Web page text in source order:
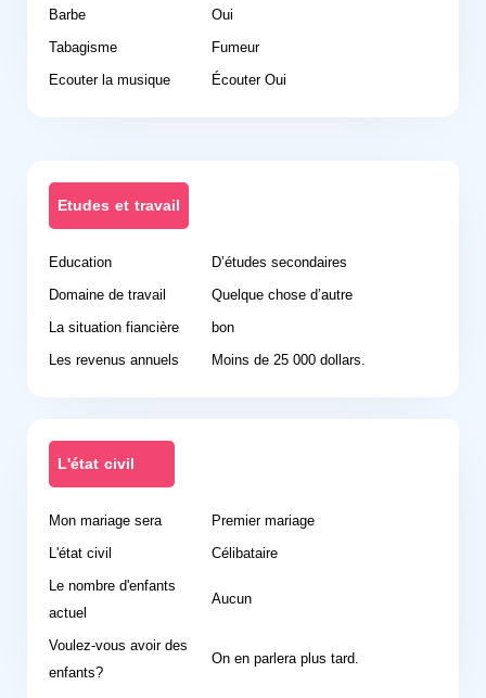
Barbe
Oui
Tabagisme
Fumeur
Ecouter la musique
Écouter Oui
Etudes et travail
Education
D’études secondaires
Domaine de travail
Quelque chose d’autre
La situation fiancière
bon
Les revenus annuels
Moins de 25 000 dollars.
L'état civil
Mon mariage sera
Premier mariage
L'état civil
Célibataire
Le nombre d'enfants
actuel
Aucun
Voulez-vous avoir des
enfants?
On en parlera plus tard.